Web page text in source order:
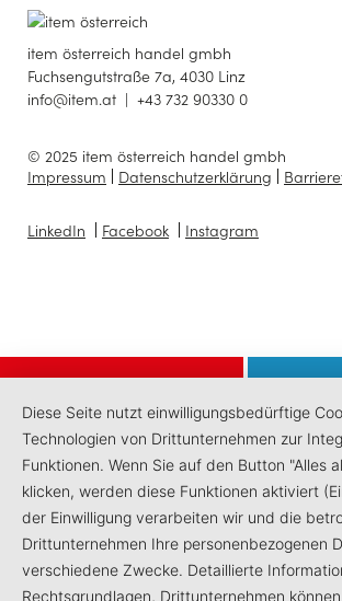
item österreich handel gmbh
Fuchsengutstraße 7a, 4030 Linz
info@item.at | +43 732 90330 0
© 2025 item österreich handel gmbh
Impressum
Datenschutzerklärung
LinkedIn Facebook Instagram
Diese Seite nutzt einwilligungsbedürftige
Technologien von Drittunternehmen zur
Funktionen. Wenn Sie auf den Button "Alles
klicken, werden diese Funktionen aktiviert
der Einwilligung verarbeiten wir und die
Drittunternehmen Ihre personenbezogenen
verschiedene Zwecke. Detaillierte
Rechtsgrundlagen, Drittunternehmen